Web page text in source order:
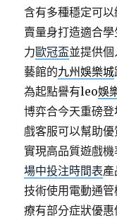
含有多種穩定可
賣量身打造適合
力歐冠盃並提供
藝館的九州娛樂城
為起點譽有leo娛
博弈合今天重磅登
戲客服可以幫助
實現高品質遊戲
場中投注時間表
技術使用電動通管
療有部分症狀優